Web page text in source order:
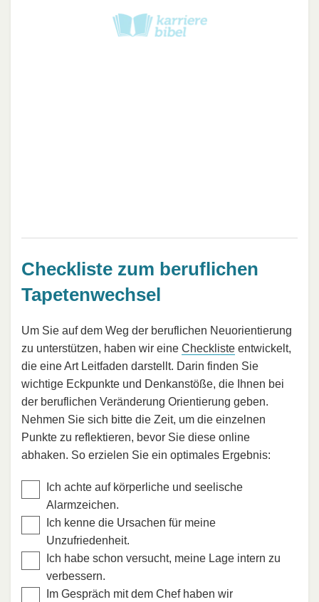
Checkliste zum beruflichen
Tapetenwechsel
Um Sie auf dem Weg der beruflichen Neuorientierung
zu unterstützen, haben wir eine Checkliste entwickelt,
die eine Art Leitfaden darstellt. Darin finden Sie
wichtige Eckpunkte und Denkanstöße, die Ihnen bei
der beruflichen Veränderung Orientierung geben.
Nehmen Sie sich bitte die Zeit, um die einzelnen
Punkte zu reflektieren, bevor Sie diese online
abhaken. So erzielen Sie ein optimales Ergebnis:
Ich achte auf körperliche und seelische
Alarmzeichen.
Ich kenne die Ursachen für meine
Unzufriedenheit.
Ich habe schon versucht, meine Lage intern zu
verbessern.
Im Gespräch mit dem Chef haben wir